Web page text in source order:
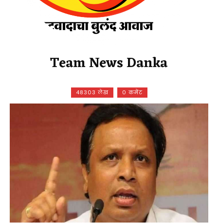
Team News Danka
48303 लेख 0 कमेंट